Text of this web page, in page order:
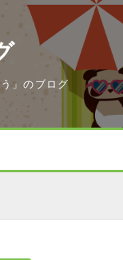
」のブログ